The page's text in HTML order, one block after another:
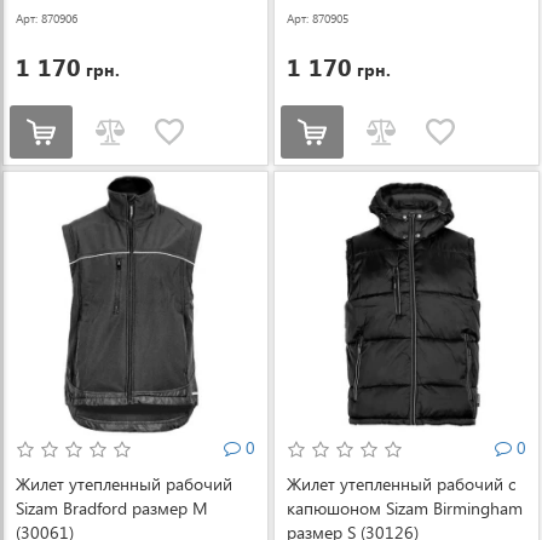
Арт: 870906
1 170 грн.
Арт: 870905
1 170 грн.
0
Жилет утепленный рабочий
Sizam Bradford размер M
(30061)
0
Жилет утепленный рабочий с
капюшоном Sizam Birmingham
размер S (30126)